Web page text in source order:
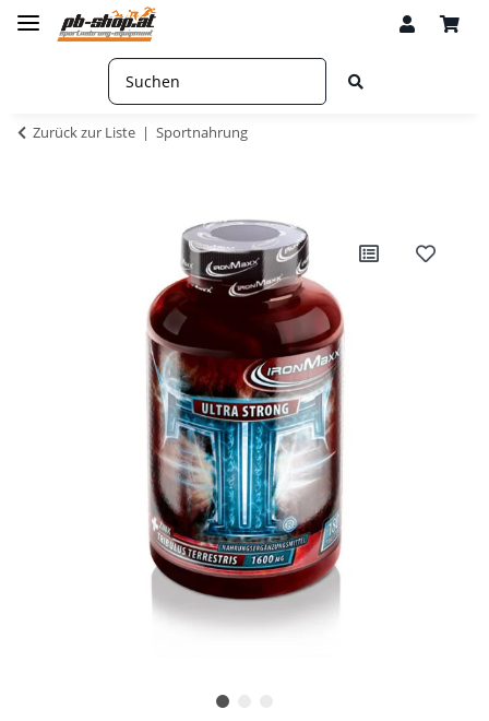
Zurück zur Liste Sportnahrung